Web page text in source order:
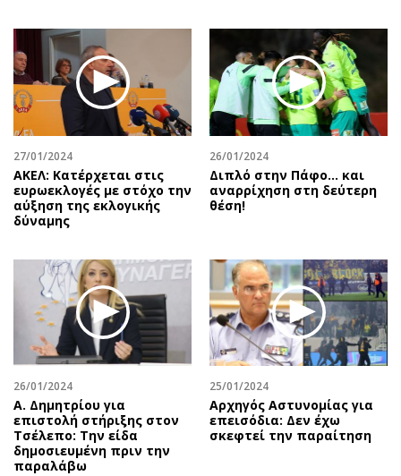
27/01/2024
ΑΚΕΛ: Κατέρχεται στις
ευρωεκλογές με στόχο την
αύξηση της εκλογικής
δύναμης
26/01/2024
Διπλό στην Πάφο… και
αναρρίχηση στη δεύτερη
θέση!
26/01/2024
Α. Δημητρίου για
επιστολή στήριξης στον
Τσέλεπο: Την είδα
δημοσιευμένη πριν την
παραλάβω
25/01/2024
Αρχηγός Αστυνομίας για
επεισόδια: Δεν έχω
σκεφτεί την παραίτηση